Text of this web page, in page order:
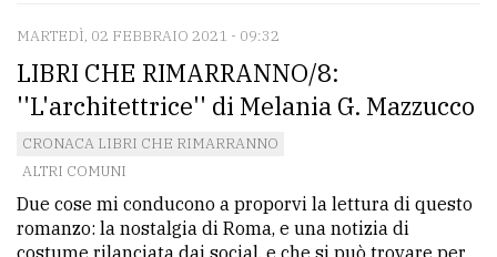
PRIVACY
Privacy
MARTEDÌ, 02 FEBBRAIO 2021 - 09:32
LIBRI CHE RIMARRANNO/8:
''L'architettrice'' di Melania G. Mazzucco
CRONACA LIBRI CHE RIMARRANNO
ALTRI COMUNI
Due cose mi conducono a proporvi la lettura di questo
romanzo: la nostalgia di Roma, e una notizia di